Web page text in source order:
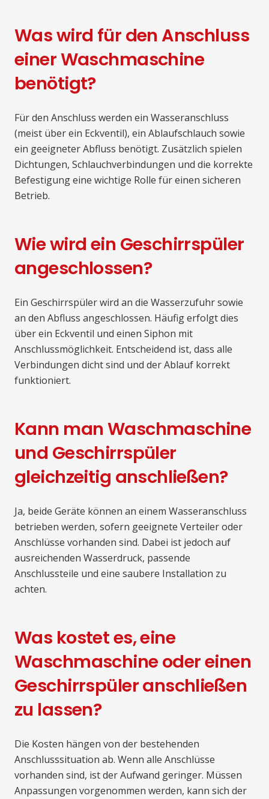
Was wird für den Anschluss
einer Waschmaschine
benötigt?
Für den Anschluss werden ein Wasseranschluss
(meist über ein Eckventil), ein Ablaufschlauch sowie
ein geeigneter Abfluss benötigt. Zusätzlich spielen
Dichtungen, Schlauchverbindungen und die korrekte
Befestigung eine wichtige Rolle für einen sicheren
Betrieb.
Wie wird ein Geschirrspüler
angeschlossen?
Ein Geschirrspüler wird an die Wasserzufuhr sowie
an den Abfluss angeschlossen. Häufig erfolgt dies
über ein Eckventil und einen Siphon mit
Anschlussmöglichkeit. Entscheidend ist, dass alle
Verbindungen dicht sind und der Ablauf korrekt
funktioniert.
Kann man Waschmaschine
und Geschirrspüler
gleichzeitig anschließen?
Ja, beide Geräte können an einem Wasseranschluss
betrieben werden, sofern geeignete Verteiler oder
Anschlüsse vorhanden sind. Dabei ist jedoch auf
ausreichenden Wasserdruck, passende
Anschlussteile und eine saubere Installation zu
achten.
Was kostet es, eine
Waschmaschine oder einen
Geschirrspüler anschließen
zu lassen?
Die Kosten hängen von der bestehenden
Anschlusssituation ab. Wenn alle Anschlüsse
vorhanden sind, ist der Aufwand geringer. Müssen
Anpassungen vorgenommen werden, kann sich der